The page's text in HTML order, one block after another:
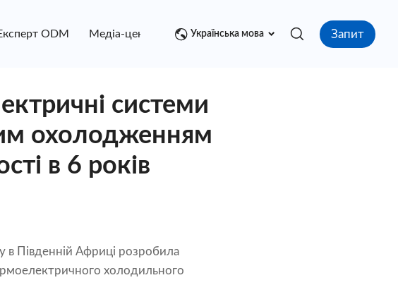
ODM Медіа-центр контакт
Українська мова Запит
системи
охолодженням
в 6 років
в Південній Африці розробила
холодильного